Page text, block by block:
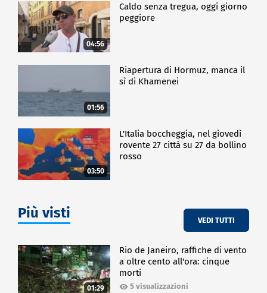
04:56
Caldo senza tregua, oggi giorno
peggiore
01:56
Riapertura di Hormuz, manca il
sì di Khamenei
03:50
L'Italia boccheggia, nel giovedì
rovente 27 città su 27 da bollino
rosso
Più visti VEDI TUTTI
01:29
Rio de Janeiro, raffiche di vento
a oltre cento all'ora: cinque
morti
5 visualizzazioni